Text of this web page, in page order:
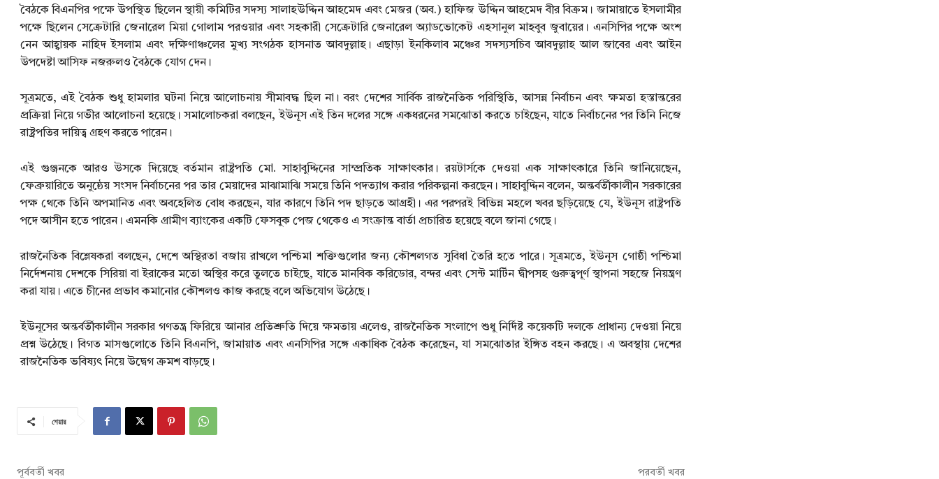
বৈঠকে বিএনপির পক্ষে উপস্থিত ছিলেন স্থায়ী কমিটির সদস্য সালাহউদ্দিন আহমেদ এবং মেজর (অব.) হাফিজ উদ্দিন আহমেদ বীর বিক্রম। জামায়াতে ইসলামীর
পক্ষে ছিলেন সেক্রেটারি জেনারেল মিয়া গোলাম পরওয়ার এবং সহকারী সেক্রেটারি জেনারেল অ্যাডভোকেট এহসানুল মাহবুব জুবায়ের। এনসিপির পক্ষে অংশ
নেন আহ্বায়ক নাহিদ ইসলাম এবং দক্ষিণাঞ্চলের মুখ্য সংগঠক হাসনাত আবদুল্লাহ। এছাড়া ইনকিলাব মঞ্চের সদস্যসচিব আবদুল্লাহ আল জাবের এবং আইন
উপদেষ্টা আসিফ নজরুলও বৈঠকে যোগ দেন।
সূত্রমতে, এই বৈঠক শুধু হামলার ঘটনা নিয়ে আলোচনায় সীমাবদ্ধ ছিল না। বরং দেশের সার্বিক রাজনৈতিক পরিস্থিতি, আসন্ন নির্বাচন এবং ক্ষমতা হস্তান্তরের
প্রক্রিয়া নিয়ে গভীর আলোচনা হয়েছে। সমালোচকরা বলছেন, ইউনূস এই তিন দলের সঙ্গে একধরনের সমঝোতা করতে চাইছেন, যাতে নির্বাচনের পর তিনি নিজে
রাষ্ট্রপতির দায়িত্ব গ্রহণ করতে পারেন।
এই গুঞ্জনকে আরও উসকে দিয়েছে বর্তমান রাষ্ট্রপতি মো. সাহাবুদ্দিনের সাম্প্রতিক সাক্ষাৎকার। রয়টার্সকে দেওয়া এক সাক্ষাৎকারে তিনি জানিয়েছেন,
ফেব্রুয়ারিতে অনুষ্ঠেয় সংসদ নির্বাচনের পর তার মেয়াদের মাঝামাঝি সময়ে তিনি পদত্যাগ করার পরিকল্পনা করছেন। সাহাবুদ্দিন বলেন, অন্তর্বর্তীকালীন সরকারের
পক্ষ থেকে তিনি অপমানিত এবং অবহেলিত বোধ করছেন, যার কারণে তিনি পদ ছাড়তে আগ্রহী। এর পরপরই বিভিন্ন মহলে খবর ছড়িয়েছে যে, ইউনূস রাষ্ট্রপতি
পদে আসীন হতে পারেন। এমনকি গ্রামীণ ব্যাংকের একটি ফেসবুক পেজ থেকেও এ সংক্রান্ত বার্তা প্রচারিত হয়েছে বলে জানা গেছে।
রাজনৈতিক বিশ্লেষকরা বলছেন, দেশে অস্থিরতা বজায় রাখলে পশ্চিমা শক্তিগুলোর জন্য কৌশলগত সুবিধা তৈরি হতে পারে। সূত্রমতে, ইউনূস গোষ্ঠী পশ্চিমা
নির্দেশনায় দেশকে সিরিয়া বা ইরাকের মতো অস্থির করে তুলতে চাইছে, যাতে মানবিক করিডোর, বন্দর এবং সেন্ট মার্টিন দ্বীপসহ গুরুত্বপূর্ণ স্থাপনা সহজে নিয়ন্ত্রণ
করা যায়। এতে চীনের প্রভাব কমানোর কৌশলও কাজ করছে বলে অভিযোগ উঠেছে।
ইউনূসের অন্তর্বর্তীকালীন সরকার গণতন্ত্র ফিরিয়ে আনার প্রতিশ্রুতি দিয়ে ক্ষমতায় এলেও, রাজনৈতিক সংলাপে শুধু নির্দিষ্ট কয়েকটি দলকে প্রাধান্য দেওয়া নিয়ে
প্রশ্ন উঠেছে। বিগত মাসগুলোতে তিনি বিএনপি, জামায়াত এবং এনসিপির সঙ্গে একাধিক বৈঠক করেছেন, যা সমঝোতার ইঙ্গিত বহন করছে। এ অবস্থায় দেশের
রাজনৈতিক ভবিষ্যৎ নিয়ে উদ্বেগ ক্রমশ বাড়ছে।
শেয়ার
পূর্ববর্তী খবর পরবর্তী খবর